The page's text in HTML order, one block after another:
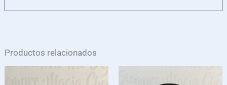
Productos relacionados